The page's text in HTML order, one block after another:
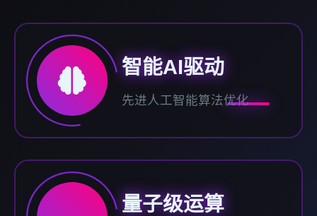
智能AI驱动
先进人工智能算法优化
量子级运算